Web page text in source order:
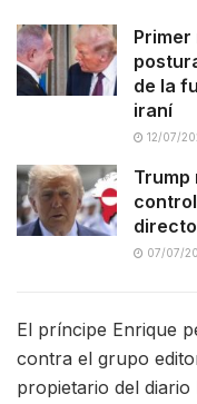
de la
iraní
12/07/
Trump
07/07/
El príncipe Enrique
contra el grupo
propietario del